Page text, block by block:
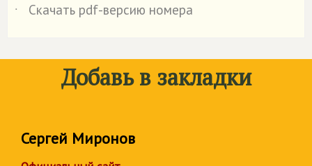
˙
Скачать pdf-версию номера
Добавь в закладки
Сергей Миронов